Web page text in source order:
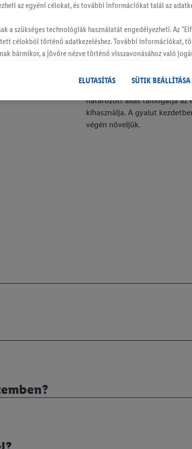
Tipp 3: Ne távolítson el túl
távolítson el egyszerre túl sok
eltávolítási sebességre lehet
viszont hasznosak az élek
határozott állás támogatja az
kihasználja. A gyalut
végén növeljük.
az egyéni célokat, és további információkat talál az
a szükséges technológiák használatát engedélyezheti. Az
célokból történő adatkezeléshez. További információkat,
bármikor, a jövőre nézve történő visszavonásához való
ELUTASÍTÁS
SÜTIK BEÁLLÍTÁSA